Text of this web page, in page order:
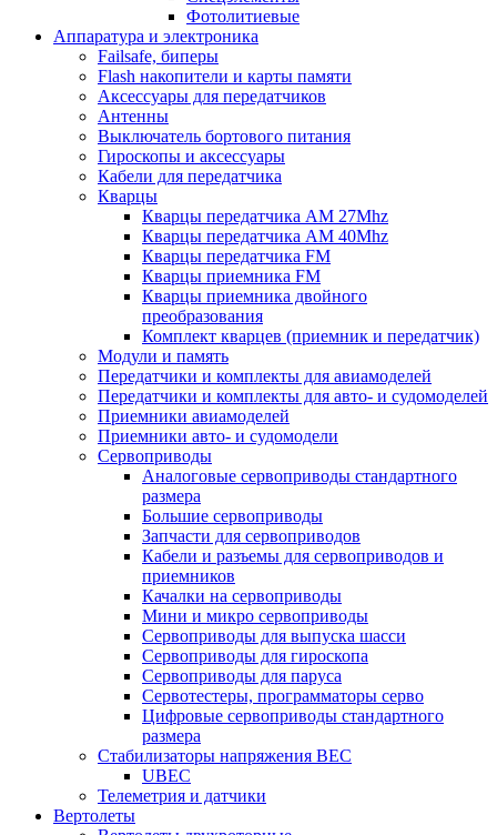
Фотолитиевые
Аппаратура и электроника
Failsafe, биперы
Flash накопители и карты памяти
Аксессуары для передатчиков
Антенны
Выключатель бортового питания
Гироскопы и аксессуары
Кабели для передатчика
Кварцы
Кварцы передатчика AM 27Mhz
Кварцы передатчика AM 40Mhz
Кварцы передатчика FM
Кварцы приемника FM
Кварцы приемника двойного
преобразования
Комплект кварцев (приемник и передатчик)
Модули и память
Передатчики и комплекты для авиамоделей
Передатчики и комплекты для авто- и судомоделей
Приемники авиамоделей
Приемники авто- и судомодели
Сервоприводы
Аналоговые сервоприводы стандартного
размера
Большие сервоприводы
Запчасти для сервоприводов
Кабели и разъемы для сервоприводов и
приемников
Качалки на сервоприводы
Мини и микро сервоприводы
Сервоприводы для выпуска шасси
Сервоприводы для гироскопа
Сервоприводы для паруса
Сервотестеры, программаторы серво
Цифровые сервоприводы стандартного
размера
Стабилизаторы напряжения BEC
UBEC
Телеметрия и датчики
Вертолеты